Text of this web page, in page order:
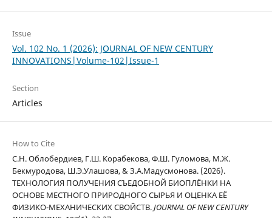
Issue
Vol. 102 No. 1 (2026): JOURNAL OF NEW CENTURY
INNOVATIONS|Volume-102|Issue-1
Section
Articles
How to Cite
С.Н. Облобердиев, Г.Ш. Корабекова, Ф.Ш. Гуломова, М.Ж.
Бекмуродова, Ш.Э.Улашова, & З.А.Мадусмонова. (2026).
ТЕХНОЛОГИЯ ПОЛУЧЕНИЯ СЪЕДОБНОЙ БИОПЛЁНКИ НА
ОСНОВЕ МЕСТНОГО ПРИРОДНОГО СЫРЬЯ И ОЦЕНКА ЕЁ
ФИЗИКО-МЕХАНИЧЕСКИХ СВОЙСТВ.JOURNAL OF NEW CENTURY